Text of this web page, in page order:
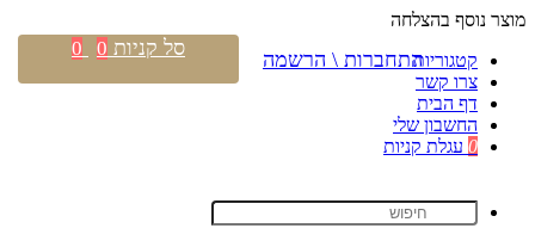
מוצר נוסף בהצלחה
קטגוריות
צרו קשר
דף הבית
החשבון שלי
0 עגלת קניות
התחברות \ הרשמה סל קניות 0
0